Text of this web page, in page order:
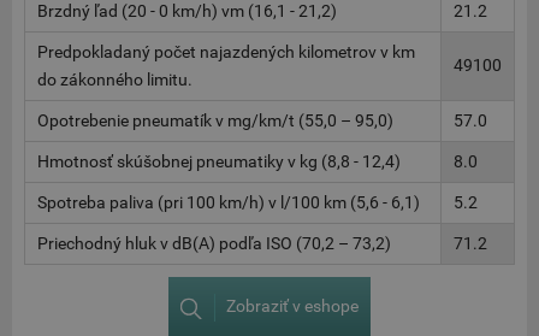
Brzdný ľad (20 - 0 km/h) vm (16,1 - 21,2) 21.2
Predpokladaný počet najazdených kilometrov v km
do zákonného limitu.
49100
Opotrebenie pneumatík v mg/km/t (55,0 – 95,0) 57.0
Hmotnosť skúšobnej pneumatiky v kg (8,8 - 12,4) 8.0
Spotreba paliva (pri 100 km/h) v l/100 km (5,6 - 6,1) 5.2
Priechodný hluk v dB(A) podľa ISO (70,2 – 73,2) 71.2
Zobraziť v eshope